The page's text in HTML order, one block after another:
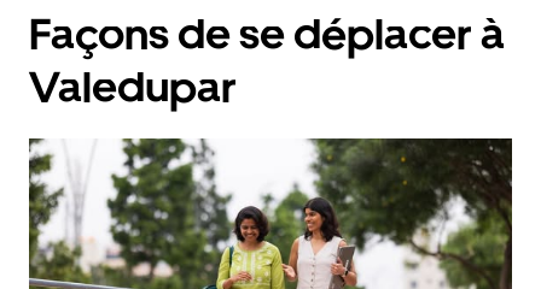
Façons de se déplacer à
Valedupar